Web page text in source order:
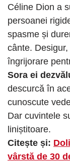
Céline Dion a
persoanei
spasme și
cânte.
îngrijorare
Sora ei
descurcă în
cunoscute
Dar cuvintele
liniștitoare.
Citește și:
vârstă de 30